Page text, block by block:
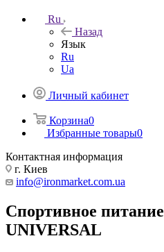
Ru
Назад
Язык
Ru
Ua
Личный кабинет
Корзина0
Избранные товары0
Контактная информация
г. Киев
info@ironmarket.com.ua
Спортивное
UNIVERSAL